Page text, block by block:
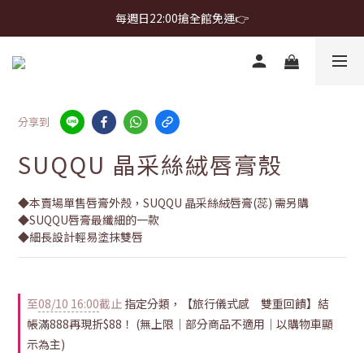
首購免運 $499 起 ＋ 加 LINE 領 $300 折價券 ➤
每週日22:00搶全館免運👉
首購免運 $499 起 ＋ 加 LINE 領 $300 折價券 ➤
分享到
SUQQU 晶采絲絨唇膏殼
◆本賣場單售唇膏外殼，SUQQU 晶采絲絨唇膏(蕊) 需另購
◆SUQQU唇膏最纖細的一款
◆細長設計輕易塗抹雙唇
至08/10 16:00截止 指定分類，【旅行儀式感 雙重回饋】結
帳滿888再現折$88！ (無上限｜部分商品不適用｜以購物車顯
示為主)